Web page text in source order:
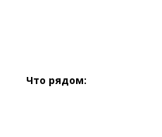
Что рядом: